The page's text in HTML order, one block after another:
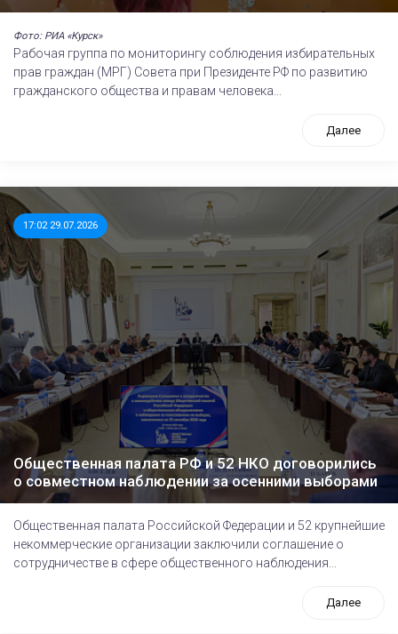
Фото: РИА «Курск»
Рабочая группа по мониторингу соблюдения избирательных
прав граждан (МРГ) Совета при Президенте РФ по развитию
гражданского общества и правам человека...
Далее
17:02 29.07.2026
Общественная палата РФ и 52 НКО договорились
о совместном наблюдении за осенними выборами
Общественная палата Российской Федерации и 52 крупнейшие
некоммерческие организации заключили соглашение о
сотрудничестве в сфере общественного наблюдения...
Далее